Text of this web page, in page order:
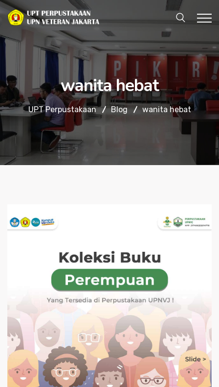
wanita hebat
UPT Perpustakaan Blog wanita hebat